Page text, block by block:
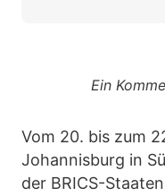
Ein
Vom 20. bis zum
Johannisburg in
der BRICS-